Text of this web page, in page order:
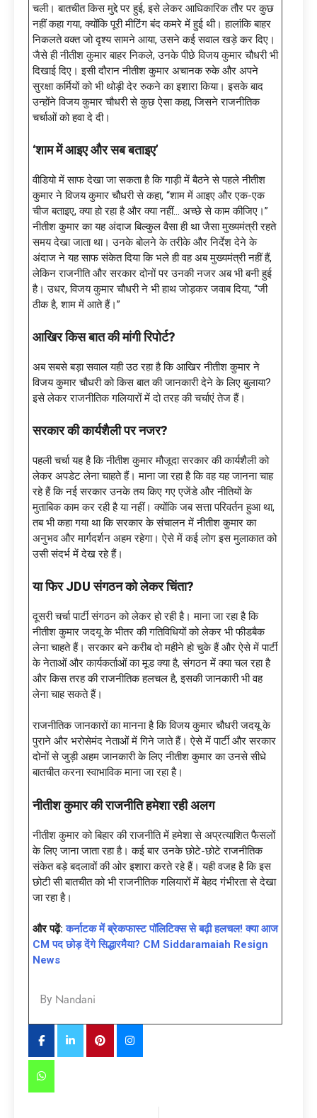
चली। बातचीत किस मुद्दे पर हुई, इसे लेकर आधिकारिक तौर पर कुछ
नहीं कहा गया, क्योंकि पूरी मीटिंग बंद कमरे में हुई थी। हालांकि बाहर
निकलते वक्त जो दृश्य सामने आया, उसने कई सवाल खड़े कर दिए।
जैसे ही नीतीश कुमार बाहर निकले, उनके पीछे विजय कुमार चौधरी भी
दिखाई दिए। इसी दौरान नीतीश कुमार अचानक रुके और अपने
सुरक्षा कर्मियों को भी थोड़ी देर रुकने का इशारा किया। इसके बाद
उन्होंने विजय कुमार चौधरी से कुछ ऐसा कहा, जिसने राजनीतिक
चर्चाओं को हवा दे दी।
‘शाम में आइए और सब बताइए’
वीडियो में साफ देखा जा सकता है कि गाड़ी में बैठने से पहले नीतीश
कुमार ने विजय कुमार चौधरी से कहा, “शाम में आइए और एक-एक
चीज बताइए, क्या हो रहा है और क्या नहीं… अच्छे से काम कीजिए।”
नीतीश कुमार का यह अंदाज बिल्कुल वैसा ही था जैसा मुख्यमंत्री रहते
समय देखा जाता था। उनके बोलने के तरीके और निर्देश देने के
अंदाज ने यह साफ संकेत दिया कि भले ही वह अब मुख्यमंत्री नहीं हैं,
लेकिन राजनीति और सरकार दोनों पर उनकी नजर अब भी बनी हुई
है। उधर, विजय कुमार चौधरी ने भी हाथ जोड़कर जवाब दिया, “जी
ठीक है, शाम में आते हैं।”
आखिर किस बात की मांगी रिपोर्ट?
अब सबसे बड़ा सवाल यही उठ रहा है कि आखिर नीतीश कुमार ने
विजय कुमार चौधरी को किस बात की जानकारी देने के लिए बुलाया?
इसे लेकर राजनीतिक गलियारों में दो तरह की चर्चाएं तेज हैं।
सरकार की कार्यशैली पर नजर?
पहली चर्चा यह है कि नीतीश कुमार मौजूदा सरकार की कार्यशैली को
लेकर अपडेट लेना चाहते हैं। माना जा रहा है कि वह यह जानना चाह
रहे हैं कि नई सरकार उनके तय किए गए एजेंडे और नीतियों के
मुताबिक काम कर रही है या नहीं। क्योंकि जब सत्ता परिवर्तन हुआ था,
तब भी कहा गया था कि सरकार के संचालन में नीतीश कुमार का
अनुभव और मार्गदर्शन अहम रहेगा। ऐसे में कई लोग इस मुलाकात को
उसी संदर्भ में देख रहे हैं।
या फिर JDU संगठन को लेकर चिंता?
दूसरी चर्चा पार्टी संगठन को लेकर हो रही है। माना जा रहा है कि
नीतीश कुमार जदयू के भीतर की गतिविधियों को लेकर भी फीडबैक
लेना चाहते हैं। सरकार बने करीब दो महीने हो चुके हैं और ऐसे में पार्टी
के नेताओं और कार्यकर्ताओं का मूड क्या है, संगठन में क्या चल रहा है
और किस तरह की राजनीतिक हलचल है, इसकी जानकारी भी वह
लेना चाह सकते हैं।
राजनीतिक जानकारों का मानना है कि विजय कुमार चौधरी जदयू के
पुराने और भरोसेमंद नेताओं में गिने जाते हैं। ऐसे में पार्टी और सरकार
दोनों से जुड़ी अहम जानकारी के लिए नीतीश कुमार का उनसे सीधे
बातचीत करना स्वाभाविक माना जा रहा है।
नीतीश कुमार की राजनीति हमेशा रही अलग
नीतीश कुमार को बिहार की राजनीति में हमेशा से अप्रत्याशित फैसलों
के लिए जाना जाता रहा है। कई बार उनके छोटे-छोटे राजनीतिक
संकेत बड़े बदलावों की ओर इशारा करते रहे हैं। यही वजह है कि इस
छोटी सी बातचीत को भी राजनीतिक गलियारों में बेहद गंभीरता से देखा
जा रहा है।
और पढ़ें:कर्नाटक में ब्रेकफास्ट पॉलिटिक्स से बढ़ी हलचल! क्या आज
CM पद छोड़ देंगे सिद्धारमैया? CM Siddaramaiah Resign
News
By Nandani